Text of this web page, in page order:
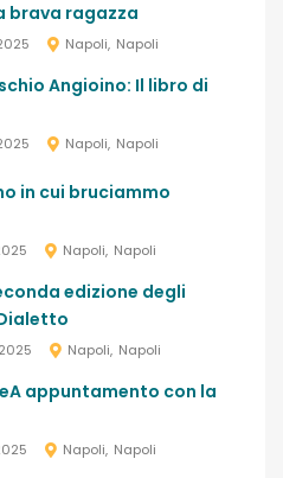
brava ragazza
Napoli Napoli
Angioino: Il libro di
Napoli Napoli
in cui bruciammo
Napoli Napoli
edizione degli
Napoli Napoli
appuntamento con la
Napoli Napoli